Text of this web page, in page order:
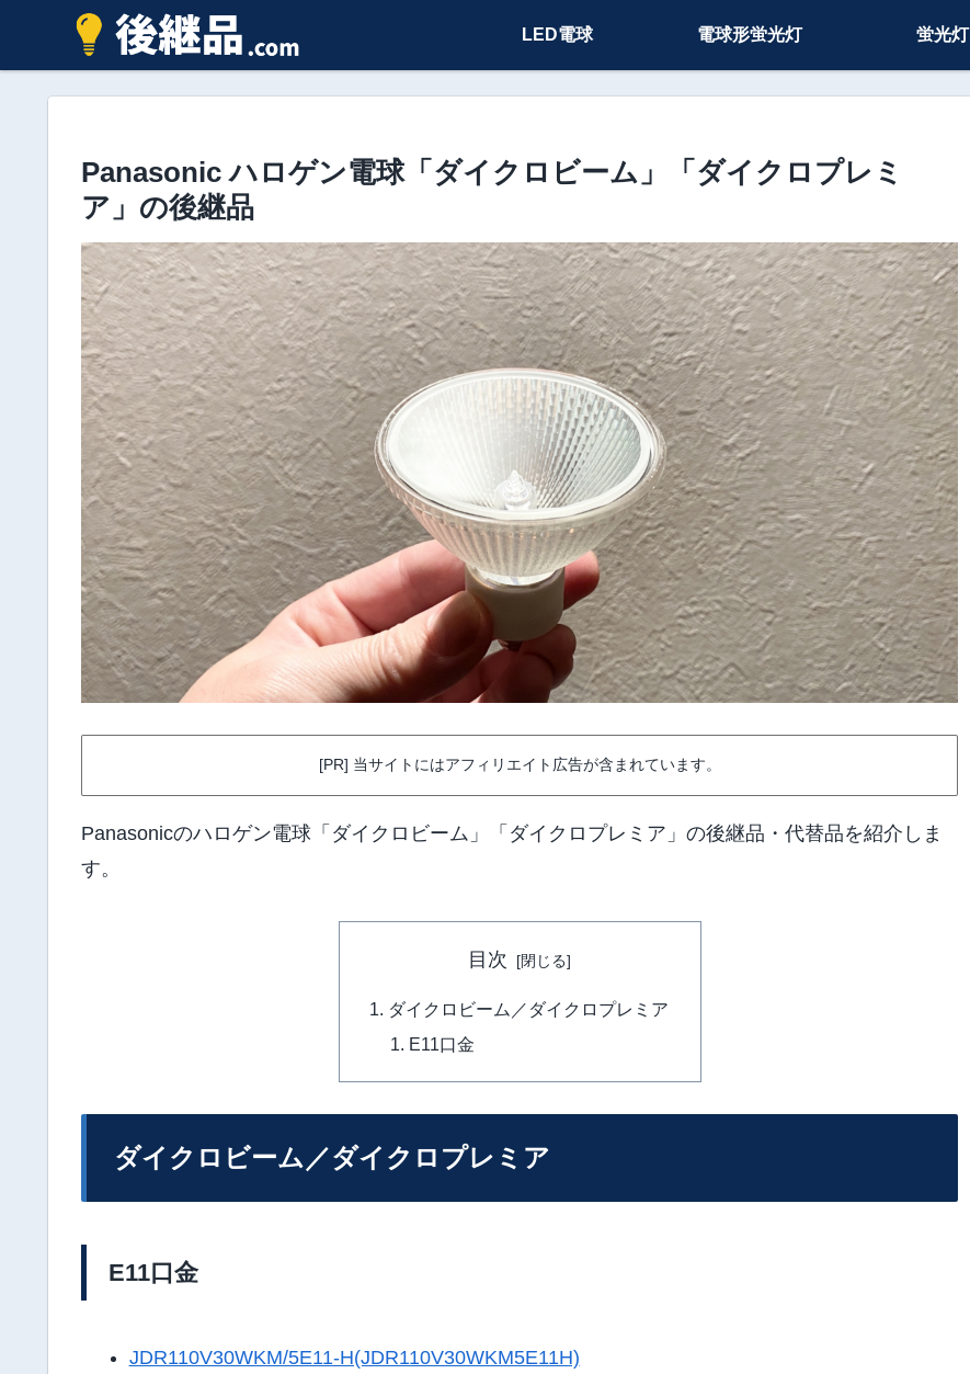
LED電球 電球形蛍光灯 蛍光灯
Panasonic ハロゲン電球「ダイクロビーム」「ダイクロプレミ
ア」の後継品
[PR] 当サイトにはアフィリエイト広告が含まれています。
Panasonicのハロゲン電球「ダイクロビーム」「ダイクロプレミア」の後継品・代替品を紹介しま
す。
目次
ダイクロビーム／ダイクロプレミア
E11口金
ダイクロビーム／ダイクロプレミア
E11口金
JDR110V30WKM/5E11-H(JDR110V30WKM5E11H)